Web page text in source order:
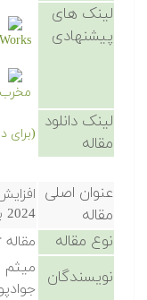
لینک های
پیشنهادی
لینک دانلود
مقاله
(برای
عنوان اصلی
مقاله
2024 با اعمال یک پاس نورد سرد
نوع مقاله
نویسندگان
میثم